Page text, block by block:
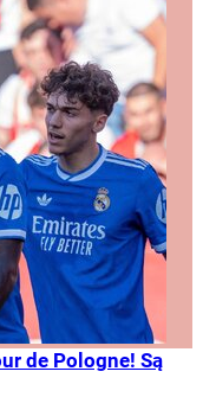
de Pologne! Są